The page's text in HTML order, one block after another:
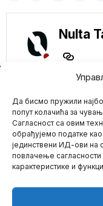
Да бисмо пружили
попут колачића за
Сагласност са овим
обрађујемо податке
јединствени ИД-ови на
повлачење
карактеристике и
Nulta
Mario zna Youtube
54,4
U
Dolina